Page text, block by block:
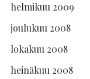
helmikuu 2009
joulukuu 2008
lokakuu 2008
heinäkuu 2008